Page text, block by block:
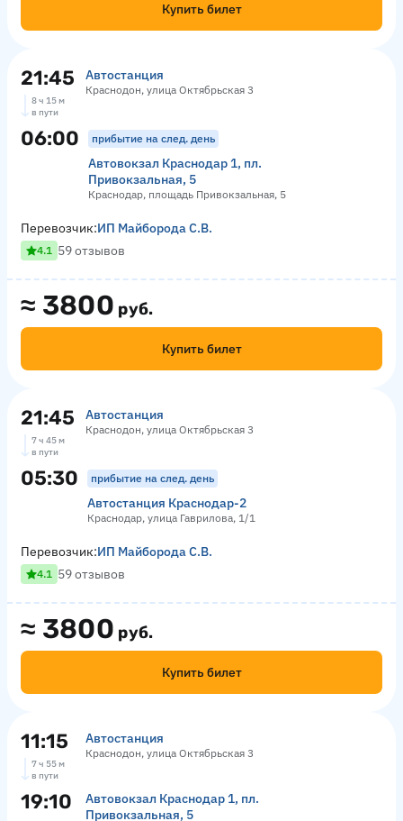
Купить билет
21:45 Автостанция
Краснодон, улица Октябрьская 3
8 ч 15 м
в пути
06:00 прибытие на след. день
Автовокзал Краснодар 1, пл.
Привокзальная, 5
Краснодар, площадь Привокзальная, 5
≈ 3800 руб.
Купить билет
Перевозчик:ИП Майборода С.В.
4.1 59 отзывов
21:45 Автостанция
Краснодон, улица Октябрьская 3
7 ч 45 м
в пути
05:30 прибытие на след. день
Автостанция Краснодар-2
Краснодар, улица Гаврилова, 1/1
≈ 3800 руб.
Купить билет
Перевозчик:ИП Майборода С.В.
4.1 59 отзывов
11:15 Автостанция
Краснодон, улица Октябрьская 3
7 ч 55 м
в пути
19:10
Автовокзал Краснодар 1, пл.
Привокзальная, 5